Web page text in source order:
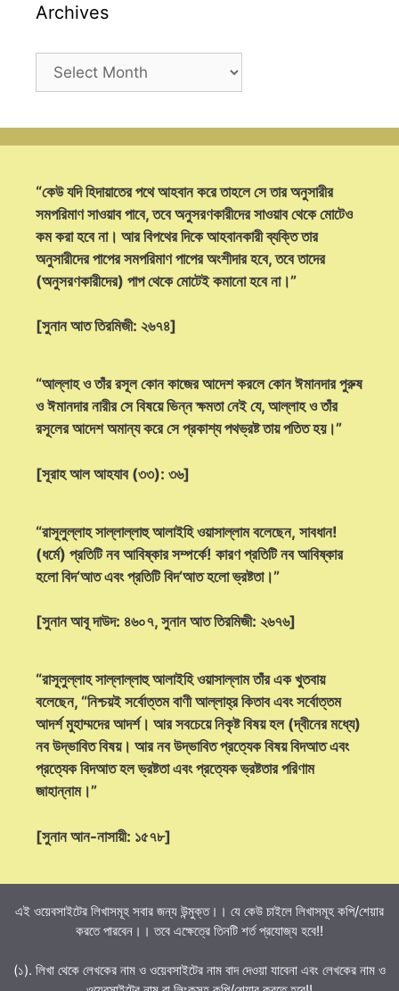
Archives
Archives
“কেউ যদি হিদায়াতের পথে আহবান করে তাহলে সে তার অনুসারীর
সমপরিমাণ সাওয়াব পাবে, তবে অনুসরণকারীদের সাওয়াব থেকে মোটেও
কম করা হবে না। আর বিপথের দিকে আহবানকারী ব্যক্তি তার
অনুসারীদের পাপের সমপরিমাণ পাপের অংশীদার হবে, তবে তাদের
(অনুসরণকারীদের) পাপ থেকে মোটেই কমানো হবে না।”
[সুনান আত তিরমিজী: ২৬৭৪]
“আল্লাহ ও তাঁর রসূল কোন কাজের আদেশ করলে কোন ঈমানদার পুরুষ
ও ঈমানদার নারীর সে বিষয়ে ভিন্ন ক্ষমতা নেই যে, আল্লাহ ও তাঁর
রসূলের আদেশ অমান্য করে সে প্রকাশ্য পথভ্রষ্ট তায় পতিত হয়।”
[সূরাহ আল আহযাব (৩৩): ৩৬]
“রাসূলুল্লাহ সাল্লাল্লাহু আলাইহি ওয়াসাল্লাম বলেছেন, সাবধান!
(ধর্মে) প্রতিটি নব আবিষ্কার সম্পর্কে! কারণ প্রতিটি নব আবিষ্কার
হলো বিদ‘আত এবং প্রতিটি বিদ‘আত হলো ভ্রষ্টতা।”
[সুনান আবূ দাউদ: ৪৬০৭, সুনান আত তিরমিজী: ২৬৭৬]
“রাসূলুল্লাহ সাল্লাল্লাহু আলাইহি ওয়াসাল্লাম তাঁর এক খুতবায়
বলেছেন, “নিশ্চয়ই সর্বোত্তম বাণী আল্লাহ্‌র কিতাব এবং সর্বোত্তম
আদর্শ মুহাম্মদের আদর্শ। আর সবচেয়ে নিকৃষ্ট বিষয় হল (দ্বীনের মধ্যে)
নব উদ্ভাবিত বিষয়। আর নব উদ্ভাবিত প্রত্যেক বিষয় বিদআত এবং
প্রত্যেক বিদআত হল ভ্রষ্টতা এবং প্রত্যেক ভ্রষ্টতার পরিণাম
জাহান্নাম।”
[সুনান আন-নাসায়ী: ১৫৭৮]
এই ওয়েবসাইটের লিখাসমূহ সবার জন্য উন্মুক্ত।। যে কেউ চাইলে লিখাসমূহ কপি/শেয়ার
করতে পারবেন।। তবে এক্ষেত্রে তিনটি শর্ত প্রযোজ্য হবে!!
(১). লিখা থেকে লেখকের নাম ও ওয়েবসাইটের নাম বাদ দেওয়া যাবেনা এবং লেখকের নাম ও